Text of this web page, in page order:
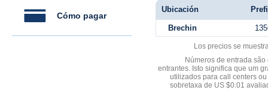
Cómo pagar
Ubicación
Brechin
Los precios se
Números de entrada
entrantes. Isto significa que um
utilizados para call centers
sobretaxa de US $0.01